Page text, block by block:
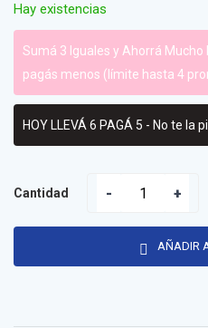
Hay existencias
Sumá 3 Iguales y Ahorrá Mucho
pagás menos (límite hasta 4
HOY LLEVÁ 6 PAGÁ 5 - No te la
Cantidad
AÑADIR